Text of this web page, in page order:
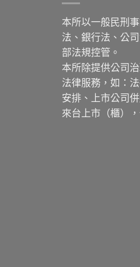
本所以一般民刑
法、銀行法、公
部法規控管。
本所除提供公司
法律服務，如：
安排、上市公司
來台上市（櫃）